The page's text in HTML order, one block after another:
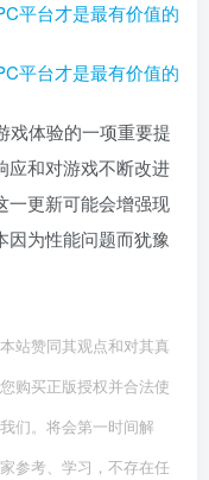
戏体验的一项重要提
应和对游戏不断改进
一更新可能会增强现
因为性能问题而犹豫
站赞同其观点和对其真
购买正版授权并合法使
们。将会第一时间解
参考、学习，不存在任